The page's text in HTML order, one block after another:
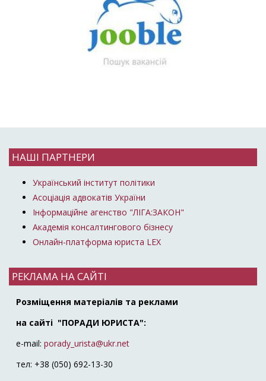
НАШІ ПАРТНЕРИ
Український інститут політики
Асоціація адвокатів України
Інформаційне агенство "ЛІГА:ЗАКОН"
Академія консалтингового бізнесу
Онлайн-платформа юриста LEX
РЕКЛАМА НА САЙТІ
Розміщення матеріалів та реклами
на сайті "ПОРАДИ ЮРИСТА":
e-mail: porady_urista@ukr.net
тел: +38 (050) 692-13-30